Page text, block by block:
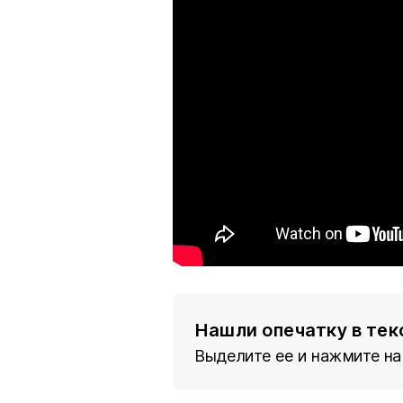
Нашли опечатку в
Выделите ее и нажмите на